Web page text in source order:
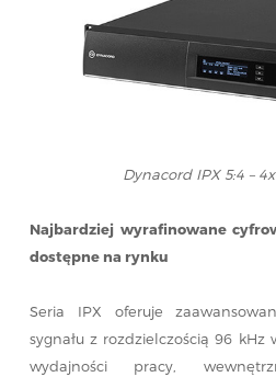
Dynacord IPX 5:4 –
Najbardziej wyrafinowane
dostępne na rynku
Seria IPX oferuje
sygnału z rozdzielczością 96
wydajności pracy,